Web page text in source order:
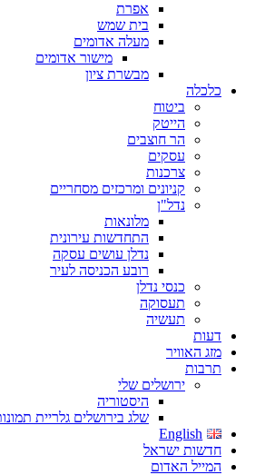
אפרת
בית שמש
מעלה אדומים
מישור אדומים
מבשרת ציון
כלכלה
ביטוח
הייטק
הר חוצבים
עסקים
צרכנות
קניונים ומרכזים מסחריים
נדל"ן
מלונאות
התחדשות עירונית
נדלן עושים עסקה
רובע הכניסה לעיר
כנסי נדלן
תעסוקה
תעשיה
דעות
מזג האוויר
תרבות
ירושלים שלי
היסטוריה
שלג בירושלים גלריית תמונות
English
חדשות ישראל
המייל האדום